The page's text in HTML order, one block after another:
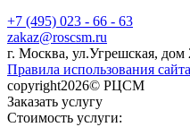
+7 (495) 023 - 66 - 63
zakaz@roscsm.ru
г. Москва, ул.Угрешская, дом
Правила использования сайта
copyright2026© РЦСМ
Заказать услугу
Стоимость услуги: